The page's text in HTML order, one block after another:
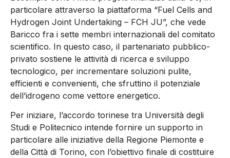
particolare attraverso la piattaforma “Fuel Cells and
Hydrogen Joint Undertaking – FCH JU”, che vede
Baricco fra i sette membri internazionali del comitato
scientifico. In questo caso, il partenariato pubblico-
privato sostiene le attività di ricerca e sviluppo
tecnologico, per incrementare soluzioni pulite,
efficienti e convenienti, che sfruttino il potenziale
dell’idrogeno come vettore energetico.
Per iniziare, l’accordo torinese tra Università degli
Studi e Politecnico intende fornire un supporto in
particolare alle iniziative della Regione Piemonte e
della Città di Torino, con l’obiettivo finale di costituire